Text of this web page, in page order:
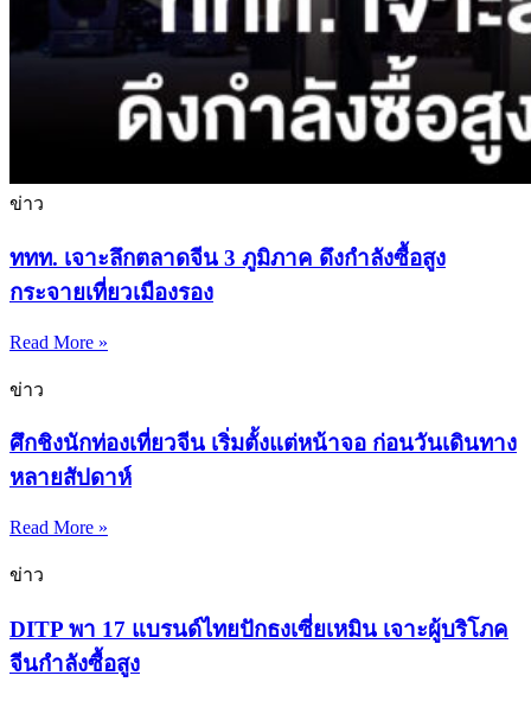
ข่าว
ททท. เจาะลึกตลาดจีน 3 ภูมิภาค ดึงกำลังซื้อสูง
กระจายเที่ยวเมืองรอง
Read More »
ข่าว
ศึกชิงนักท่องเที่ยวจีน เริ่มตั้งแต่หน้าจอ ก่อนวันเดินทาง
หลายสัปดาห์
Read More »
ข่าว
DITP พา 17 แบรนด์ไทยปักธงเซี่ยเหมิน เจาะผู้บริโภค
จีนกำลังซื้อสูง